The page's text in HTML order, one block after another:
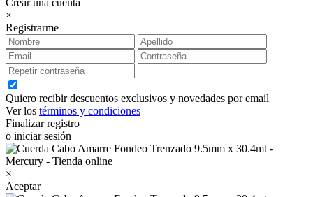
×
Registrarme
Quiero recibir descuentos exclusivos y novedades por email
Ver los términos y condiciones
Finalizar registro
o iniciar sesión
×
Aceptar